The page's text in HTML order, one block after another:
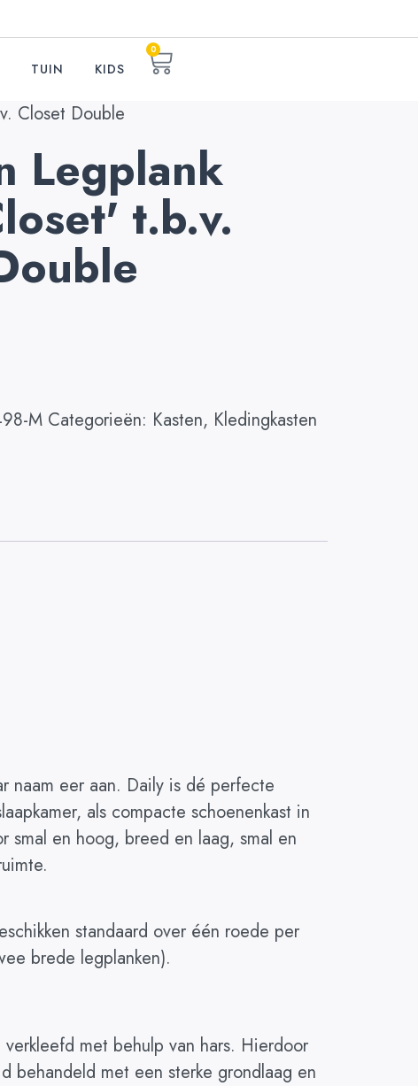
TUIN KIDS
0
Closet Double
Legplank
t.b.v.
M Categorieën: Kasten, Kledingkasten
naam eer aan. Daily is dé perfecte
als compacte schoenenkast in
smal en hoog, breed en laag, smal en
standaard over één roede per
brede legplanken).
met behulp van hars. Hierdoor
behandeld met een sterke grondlaag en